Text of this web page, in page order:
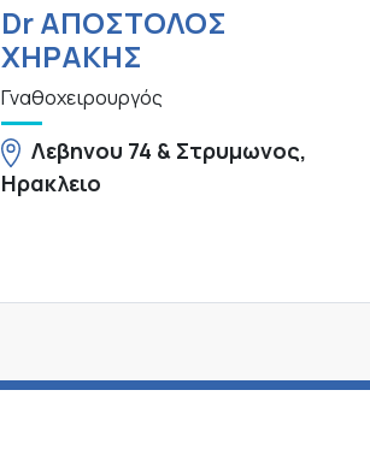
Dr ΑΠΟΣΤΟΛΟΣ
ΧΗΡΑΚΗΣ
Γναθοχειρουργός
Λεβηνου 74 & Στρυμωνος,
Ηρακλειο